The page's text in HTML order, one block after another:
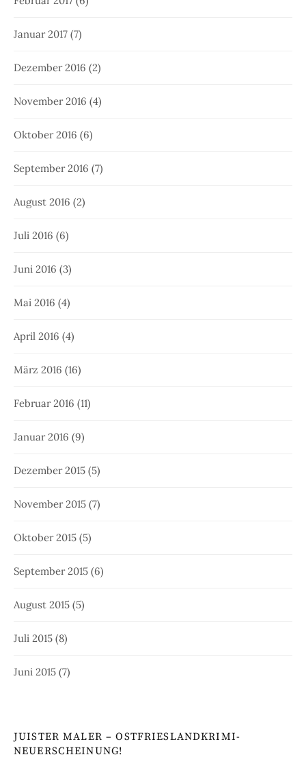
Januar 2017 (7)
Dezember 2016 (2)
November 2016 (4)
Oktober 2016 (6)
September 2016 (7)
August 2016 (2)
Juli 2016 (6)
Juni 2016 (3)
Mai 2016 (4)
April 2016 (4)
März 2016 (16)
Februar 2016 (11)
Januar 2016 (9)
Dezember 2015 (5)
November 2015 (7)
Oktober 2015 (5)
September 2015 (6)
August 2015 (5)
Juli 2015 (8)
Juni 2015 (7)
JUISTER MALER – OSTFRIESLANDKRIMI-
NEUERSCHEINUNG!